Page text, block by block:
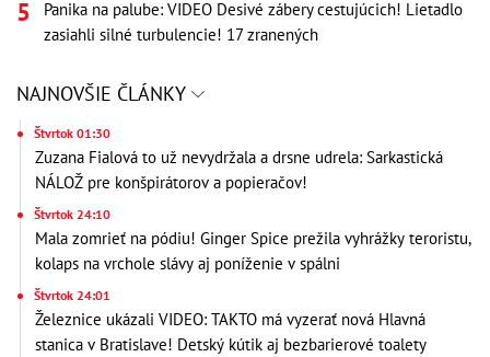
Panika na palube: VIDEO Desivé zábery cestujúcich! Lietadlo
zasiahli silné turbulencie! 17 zranených
NAJNOVŠIE ČLÁNKY
Štvrtok 01:30
Zuzana Fialová to už nevydržala a drsne udrela: Sarkastická
NÁLOŽ pre konšpirátorov a popieračov!
Štvrtok 24:10
Mala zomrieť na pódiu! Ginger Spice prežila vyhrážky teroristu,
kolaps na vrchole slávy aj poníženie v spálni
Štvrtok 24:01
Železnice ukázali VIDEO: TAKTO má vyzerať nová Hlavná
stanica v Bratislave! Detský kútik aj bezbarierové toalety